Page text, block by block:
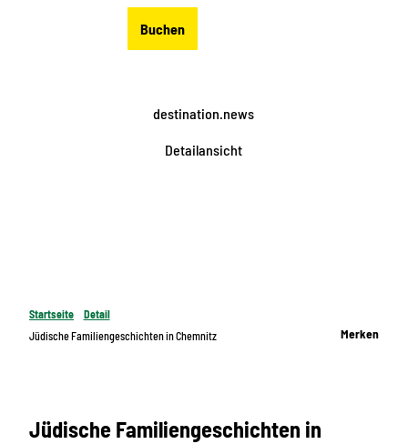
Buchen
destination.news
Detailansicht
Startseite
Detail
Jüdische Familiengeschichten in Chemnitz
Merken
Jüdische Familiengeschichten in